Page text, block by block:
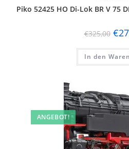
Piko 52425 HO Di-Lok BR V 75
€325,00 €
In den
ANGEBOT!